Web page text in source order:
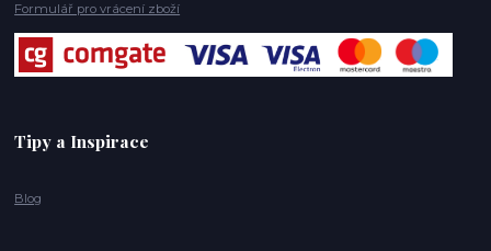
Formulář pro vrácení zboží
Tipy a Inspirace
Blog